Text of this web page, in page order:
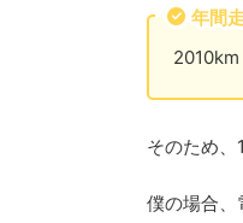
年間
2010km
そのため、
僕の場合、